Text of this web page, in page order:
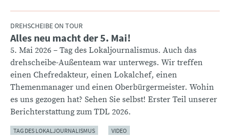
DREHSCHEIBE ON TOUR
:
Alles neu macht der 5. Mai!
5. Mai 2026 – Tag des Lokaljournalismus. Auch das
drehscheibe-Außenteam war unterwegs. Wir treffen
einen Chefredakteur, einen Lokalchef, einen
Themenmanager und einen Oberbürgermeister. Wohin
es uns gezogen hat? Sehen Sie selbst! Erster Teil unserer
Berichterstattung zum TDL 2026.
TAG DES LOKALJOURNALISMUS VIDEO